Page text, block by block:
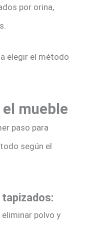
por orina,
elegir el método
mueble
paso para
según el
polvo y